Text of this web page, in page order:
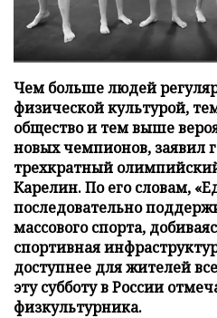
Чем больше людей
физической культурой,
общество и тем выше
новых чемпионов, заявил
трехкратный
Карелин. По его словам,
последовательно
массового спорта,
спортивная
доступнее для жителей
эту субботу в России
физкультурника.